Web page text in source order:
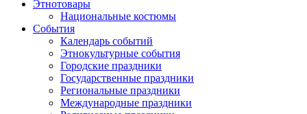
Этнотовары
Национальные костюмы
События
Календарь событий
Этнокультурные события
Городские праздники
Государственные праздники
Региональные праздники
Международные праздники